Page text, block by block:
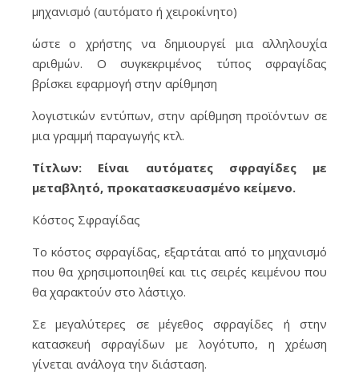
μηχανισμό (αυτόματο ή χειροκίνητο)
ώστε ο χρήστης να δημιουργεί μια αλληλουχία
αριθμών. Ο συγκεκριμένος τύπος σφραγίδας
βρίσκει εφαρμογή στην αρίθμηση
λογιστικών εντύπων, στην αρίθμηση προϊόντων σε
μια γραμμή παραγωγής κτλ.
Τίτλων: Είναι αυτόματες σφραγίδες με
μεταβλητό, προκατασκευασμένο κείμενο.
Κόστος Σφραγίδας
Το κόστος σφραγίδας, εξαρτάται από το μηχανισμό
που θα χρησιμοποιηθεί και τις σειρές κειμένου που
θα χαρακτούν στο λάστιχο.
Σε μεγαλύτερες σε μέγεθος σφραγίδες ή στην
κατασκευή σφραγίδων με λογότυπο, η χρέωση
γίνεται ανάλογα την διάσταση.